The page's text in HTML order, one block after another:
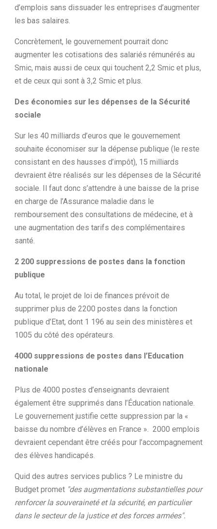
d’emplois sans dissuader les entreprises d’augmenter
les bas salaires.
Concrètement, le gouvernement pourrait donc
augmenter les cotisations des salariés rémunérés au
Smic, mais aussi de ceux qui touchent 2,2 Smic et plus,
et de ceux qui sont à 3,2 Smic et plus.
Des économies sur les dépenses de la Sécurité
sociale
Sur les 40 milliards d’euros que le gouvernement
souhaite économiser sur la dépense publique (le reste
consistant en des hausses d’impôt), 15 milliards
devraient être réalisés sur les dépenses de la Sécurité
sociale. Il faut donc s’attendre à une baisse de la prise
en charge de l’Assurance maladie dans le
remboursement des consultations de médecine, et à
une augmentation des tarifs des complémentaires
santé.
2 200 suppressions de postes dans la fonction
publique
Au total, le projet de loi de finances prévoit de
supprimer plus de 2200 postes dans la fonction
publique d’Etat, dont 1 196 au sein des ministères et
1005 du côté des opérateurs.
4000 suppressions de postes dans l’Education
nationale
Plus de 4000 postes d’enseignants devraient
également être supprimés dans l’Éducation nationale.
Le gouvernement justifie cette suppression par la «
baisse du nombre d’élèves en France ». 2000 emplois
devraient cependant être créés pour l’accompagnement
des élèves handicapés.
Quid des autres services publics ? Le ministre du
Budget promet "des augmentations substantielles pour
renforcer la souveraineté et la sécurité, en particulier
dans le secteur de la justice et des forces armées".